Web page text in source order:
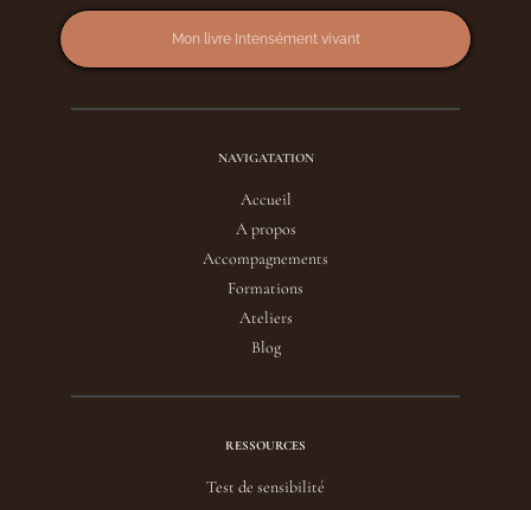
Mon livre Intensément vivant
NAVIGATATION
Accueil
A propos
Accompagnements
Formations
Ateliers
Blog
RESSOURCES
Test de sensibilité